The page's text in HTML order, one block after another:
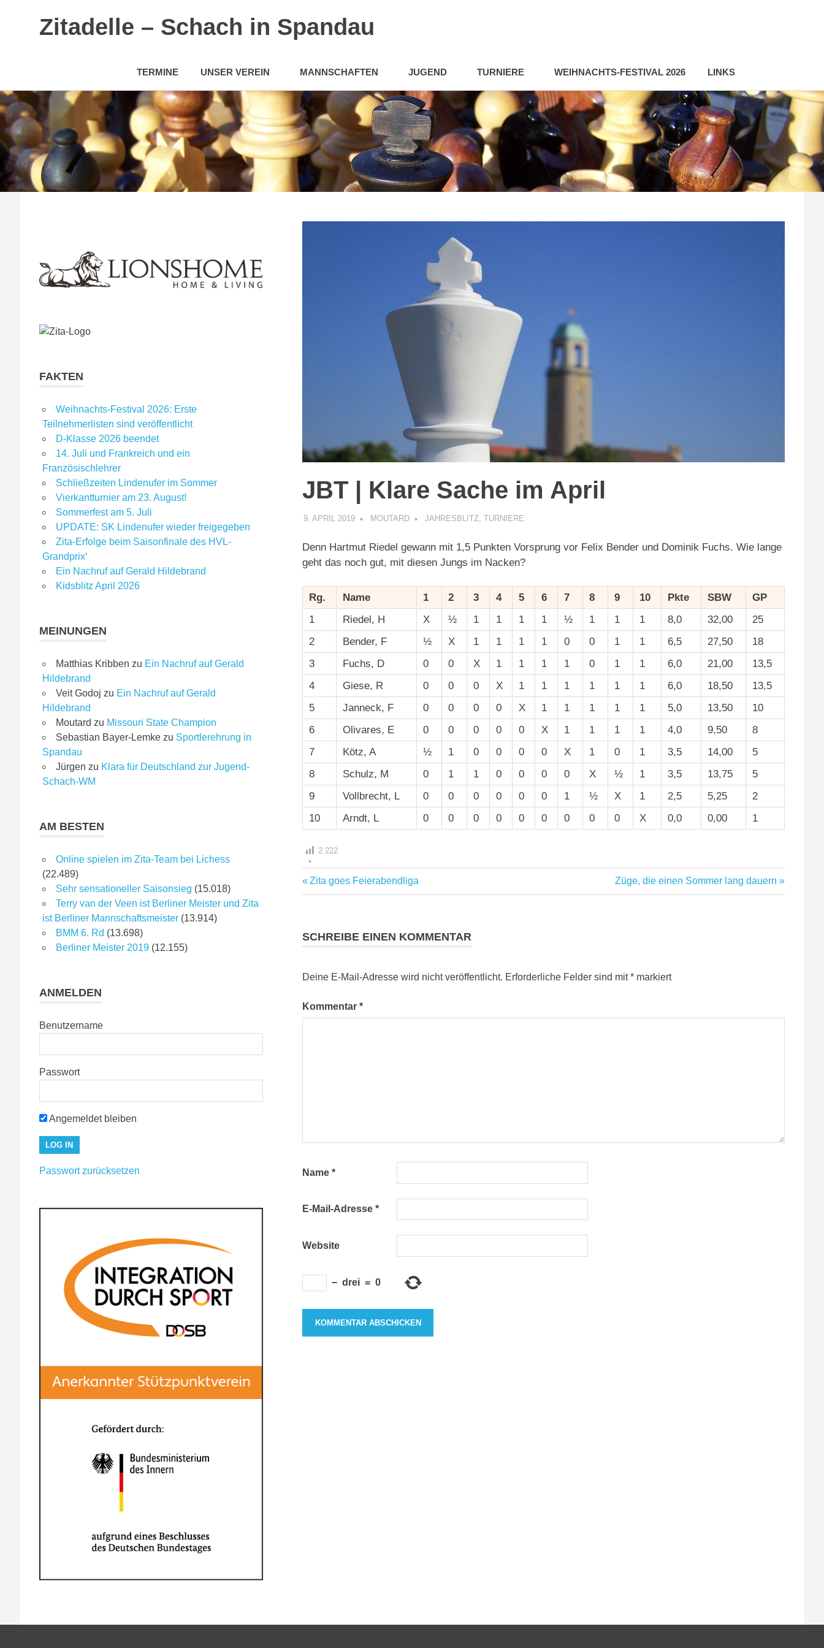
Zum
Inhalt
springen
Zitadelle – Schach in Spandau
TERMINE UNSER VEREIN MANNSCHAFTEN JUGEND TURNIERE WEIHNACHTS-FESTIVAL 2026 LINKS
JBT | Klare Sache im April
9. APRIL 2019 MOUTARD JAHRESBLITZ ,TURNIERE
Denn Hartmut Riedel gewann mit 1,5 Punkten Vorsprung vor Felix Bender und Dominik Fuchs. Wie lange
geht das noch gut, mit diesen Jungs im Nacken?
Rg. Name 1 2 3 4 5 6 7 8 9 10 Pkte SBW
GP
1
Riedel, H X ½ 1 1 1 1 ½ 1 1 1 8,0 32,00
25
2
Bender, F ½ X 1 1 1 1 0 0 1 1 6,5 27,50
18
3
Fuchs, D 0 0 X 1 1 1 1 0 1 1 6,0 21,00
13,5
4
Giese, R 0 0 0 X 1 1 1 1 1 1 6,0 18,50
13,5
5
Janneck, F 0 0 0 0 X 1 1 1 1 1 5,0 13,50
10
6
Olivares, E 0 0 0 0 0 X 1 1 1 1 4,0 9,50
8
7
Kötz, A ½ 1 0 0 0 0 X 1 0 1 3,5 14,00
5
8
Schulz, M 0 1 1 0 0 0 0 X ½ 1 3,5 13,75
5
9
Vollbrecht, L 0 0 0 0 0 0 1 ½ X 1 2,5 5,25
2
10
Arndt, L 0 0 0 0 0 0 0 0 0 X 0,0 0,00 1
2.222
Beitragsnavigation
Vorheriger
Beitrag:
Zita goes Feierabendliga
Nächster
Beitrag:
Züge, die einen Sommer lang dauern
SCHREIBE EINEN KOMMENTAR
Deine E-Mail-Adresse wird nicht veröffentlicht. Erforderliche Felder sind mit*markiert
Kommentar *
Name *
E-Mail-Adresse *
Website
− drei = 0
FAKTEN
Weihnachts-Festival 2026: Erste
Teilnehmerlisten sind veröffentlicht
D-Klasse 2026 beendet
14. Juli und Frankreich und ein
Französischlehrer
Schließzeiten Lindenufer im Sommer
Vierkantturnier am 23. August!
Sommerfest am 5. Juli
UPDATE: SK Lindenufer wieder freigegeben
Zita-Erfolge beim Saisonfinale des HVL-
Grandprix‘
Ein Nachruf auf Gerald Hildebrand
Kidsblitz April 2026
MEINUNGEN
Matthias Kribben zu Ein Nachruf auf Gerald
Hildebrand
Veit Godoj zu Ein Nachruf auf Gerald
Hildebrand
Moutard zu Missouri State Champion
Sebastian Bayer-Lemkezu Sportlerehrung in
Spandau
Jürgen zu Klara für Deutschland zur Jugend-
Schach-WM
AM BESTEN
Online spielen im Zita-Team bei Lichess
(22.489)
Sehr sensationeller Saisonsieg (15.018)
Terry van der Veen ist Berliner Meister und Zita
ist Berliner Mannschaftsmeister (13.914)
BMM 6. Rd (13.698)
Berliner Meister 2019 (12.155)
ANMELDEN
Benutzername
Passwort
Angemeldet bleiben
Passwort zurücksetzen